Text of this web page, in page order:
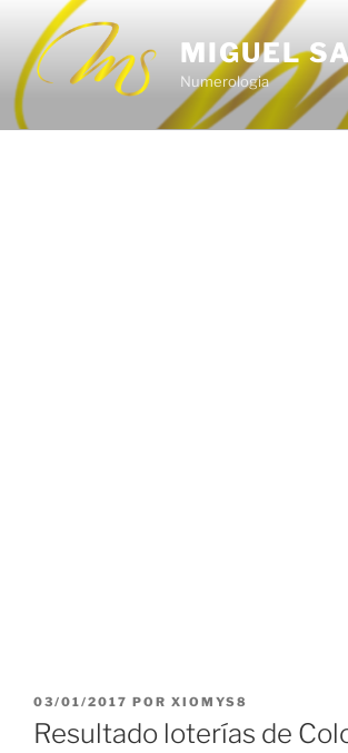
contenido
MIGUEL
Numerologia
PUBLICADO
EL
03/01/2017 POR XIOMYS8
Resultado loterías de